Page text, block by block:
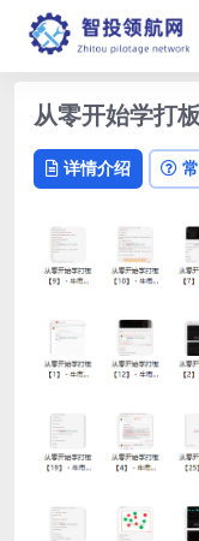
从零开始学打
详情介绍